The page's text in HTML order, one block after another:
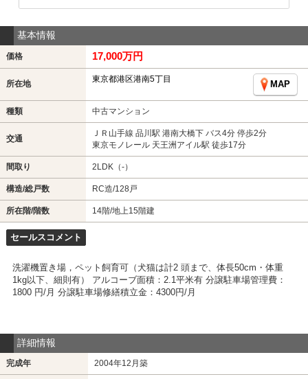
基本情報
価格 17,000万円
所在地 東京都港区港南5丁目
MAP
種類 中古マンション
交通
ＪＲ山手線 品川駅 港南大橋下 バス4分 停歩2分
東京モノレール 天王洲アイル駅 徒歩17分
間取り 2LDK（-）
構造/総戸数 RC造/128戸
所在階/階数 14階/地上15階建
セールスコメント
洗濯機置き場，ペット飼育可（犬猫は計2 頭まで、体長50cm・体重
1kg以下、細則有） アルコーブ面積：2.1平米有 分譲駐車場管理費：
1800 円/月 分譲駐車場修繕積立金：4300円/月
詳細情報
完成年 2004年12月築